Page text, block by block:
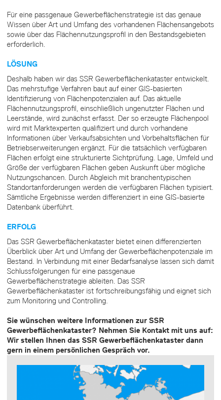
Für eine passgenaue Gewerbeflächenstrategie ist das genaue
Wissen über Art und Umfang des vorhandenen Flächensangebots
sowie über das Flächennutzungsprofil in den Bestandsgebieten
erforderlich.
LÖSUNG
Deshalb haben wir das SSR Gewerbeflächenkataster entwickelt.
Das mehrstufige Verfahren baut auf einer GIS-basierten
Identifizierung von Flächenpotenzialen auf. Das aktuelle
Flächennutzungsprofil, einschließlich ungenutzter Flächen und
Leerstände, wird zunächst erfasst. Der so erzeugte Flächenpool
wird mit Marktexperten qualifiziert und durch vorhandene
Informationen über Verkaufsabsichten und Vorbehaltsflächen für
Betriebserweiterungen ergänzt. Für die tatsächlich verfügbaren
Flächen erfolgt eine strukturierte Sichtprüfung. Lage, Umfeld und
Größe der verfügbaren Flächen geben Auskunft über mögliche
Nutzungschancen. Durch Abgleich mit branchentypischen
Standortanforderungen werden die verfügbaren Flächen typisiert.
Sämtliche Ergebnisse werden differenziert in eine GIS-basierte
Datenbank überführt.
ERFOLG
Das SSR Gewerbeflächenkataster bietet einen differenzierten
Überblick über Art und Umfang der Gewerbeflächenpotenziale im
Bestand. In Verbindung mit einer Bedarfsanalyse lassen sich damit
Schlussfolgerungen für eine passgenaue
Gewerbeflächenstrategie ableiten. Das SSR
Gewerbeflächenkataster ist fortschreibungsfähig und eignet sich
zum Monitoring und Controlling.
Sie wünschen weitere Informationen zur SSR
Gewerbeflächenkataster? Nehmen Sie Kontakt mit uns auf:
Wir stellen Ihnen das SSR Gewerbeflächenkataster dann
gern in einem persönlichen Gespräch vor.